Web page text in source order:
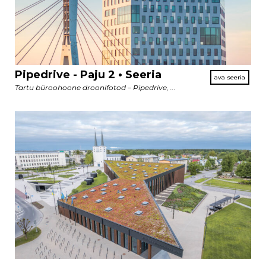
Pipedrive - Paju 2 • Seeria
Tartu büroohoone droonifotod – Pipedrive, ...